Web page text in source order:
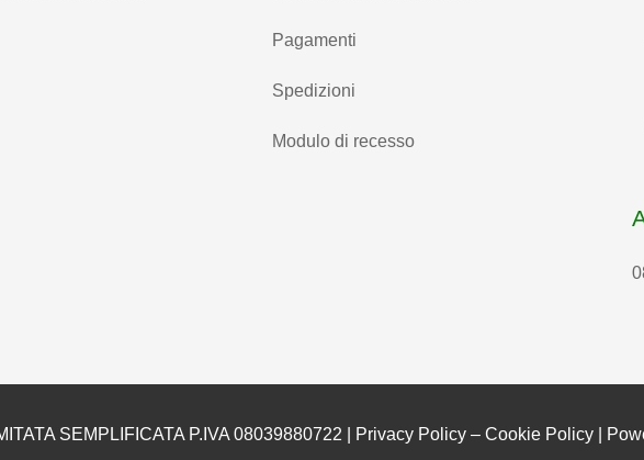
Pagamenti
Spedizioni
Modulo di recesso
SEMPLIFICATA P.IVA 08039880722 | Privacy Policy – Cookie Policy |